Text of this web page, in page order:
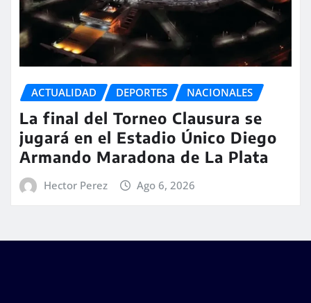
ACTUALIDAD DEPORTES NACIONALES
La final del Torneo Clausura se
jugará en el Estadio Único Diego
Armando Maradona de La Plata
Hector Perez Ago 6, 2026